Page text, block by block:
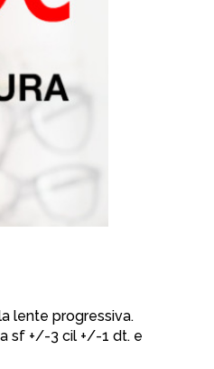
lente progressiva.
sf +/-3 cil +/-1 dt. e